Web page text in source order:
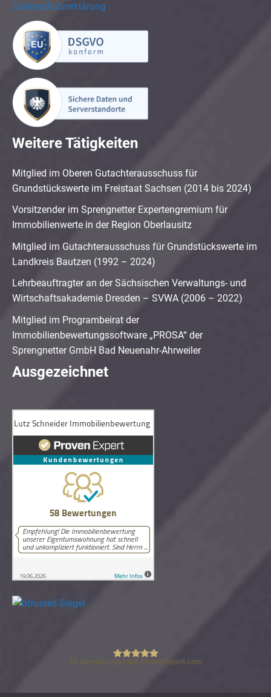
Datenschutzerklärung
Weitere Tätigkeiten
Mitglied im Oberen Gutachterausschuss für
Grundstückswerte im Freistaat Sachsen (2014 bis 2024)
Vorsitzender im Sprengnetter Expertengremium für
Immobilienwerte in der Region Oberlausitz
Mitglied im Gutachterausschuss für Grundstückswerte im
Landkreis Bautzen (1992 – 2024)
Lehrbeauftragter an der Sächsischen Verwaltungs- und
Wirtschaftsakademie Dresden – SVWA (2006 – 2022)
Mitglied im Programbeirat der
Immobilienbewertungssoftware „PROSA“ der
Sprengnetter GmbH Bad Neuenahr-Ahrweiler
Ausgezeichnet
Lutz Schneider Immobilienbewertung
58 Bewertungen auf ProvenExpert.com